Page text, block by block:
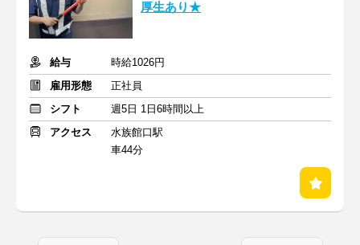
厚生あり★
給与
時給1026円
雇用形態
正社員
シフト
週5日 1日6時間以上
アクセス
水族館口駅
車44分